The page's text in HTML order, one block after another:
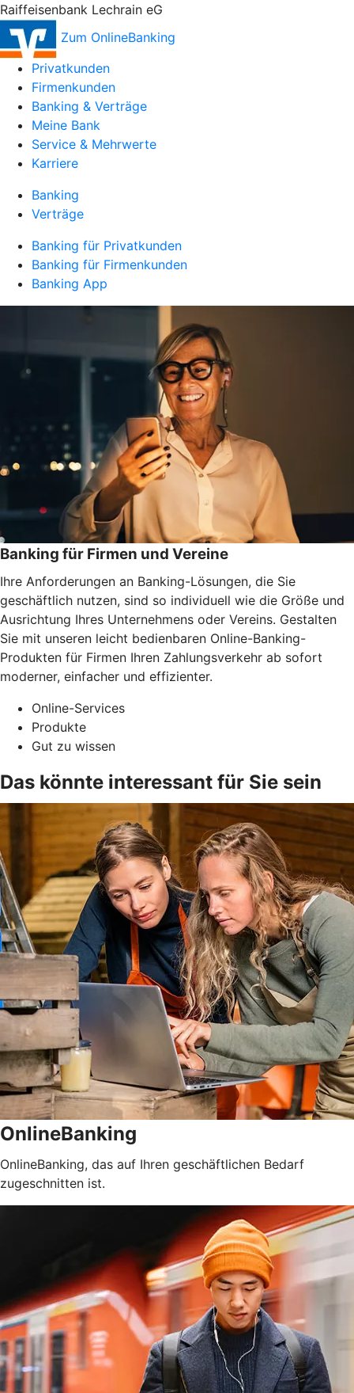
Raiffeisenbank Lechrain eG
Zum OnlineBanking
Privatkunden
Firmenkunden
Banking & Verträge
Meine Bank
Service & Mehrwerte
Karriere
Banking
Verträge
Banking für Privatkunden
Banking für Firmenkunden
Banking App
Banking für Firmen und Vereine
Ihre Anforderungen an Banking-Lösungen, die Sie
geschäftlich nutzen, sind so individuell wie die Größe und
Ausrichtung Ihres Unternehmens oder Vereins. Gestalten
Sie mit unseren leicht bedienbaren Online-Banking-
Produkten für Firmen Ihren Zahlungsverkehr ab sofort
moderner, einfacher und effizienter.
Online-Services
Produkte
Gut zu wissen
Das könnte interessant für Sie sein
OnlineBanking
OnlineBanking, das auf Ihren geschäftlichen Bedarf
zugeschnitten ist.